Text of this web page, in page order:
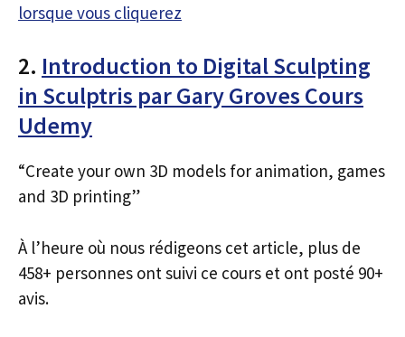
lorsque vous cliquerez
2. Introduction to Digital Sculpting
in Sculptris par Gary Groves Cours
Udemy
“Create your own 3D models for animation, games
and 3D printing”
À l’heure où nous rédigeons cet article, plus de
458+ personnes ont suivi ce cours et ont posté 90+
avis.